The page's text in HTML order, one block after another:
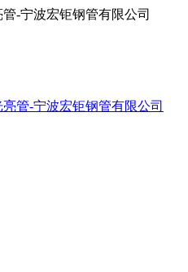
-宁波宏钜钢管有限公司